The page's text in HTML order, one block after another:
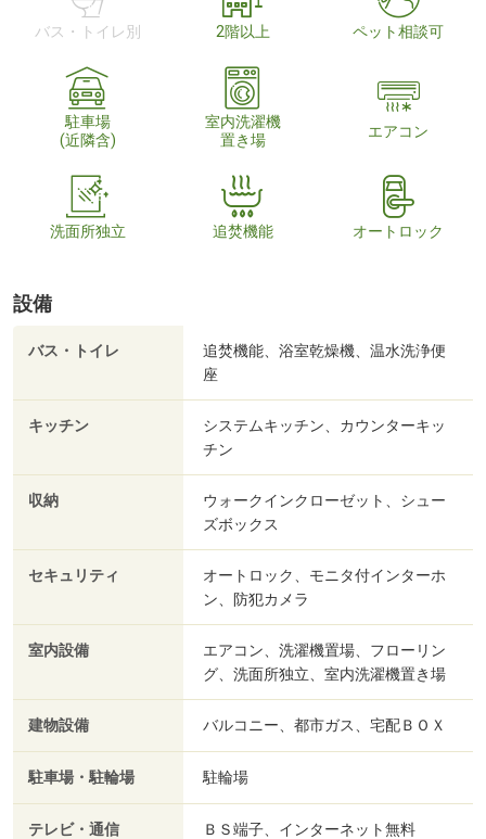
バス・トイレ別 2階以上 ペット相談可
駐車場
(近隣含)
室内洗濯機
置き場
エアコン
洗面所独立 追焚機能 オートロック
設備
バス・トイレ
追焚機能、浴室乾燥機、温水洗浄便
座
キッチン
システムキッチン、カウンターキッ
チン
収納
ウォークインクローゼット、シュー
ズボックス
セキュリティ
オートロック、モニタ付インターホ
ン、防犯カメラ
室内設備
エアコン、洗濯機置場、フローリン
グ、洗面所独立、室内洗濯機置き場
建物設備 バルコニー、都市ガス、宅配ＢＯＸ
駐車場・駐輪場 駐輪場
テレビ・通信 ＢＳ端子、インターネット無料